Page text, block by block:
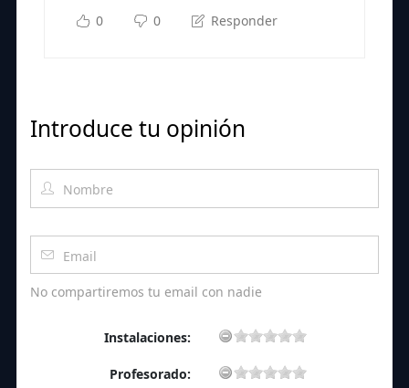
0
0 Responder
Introduce tu opinión
No compartiremos tu email con nadie
Instalaciones:
Profesorado: